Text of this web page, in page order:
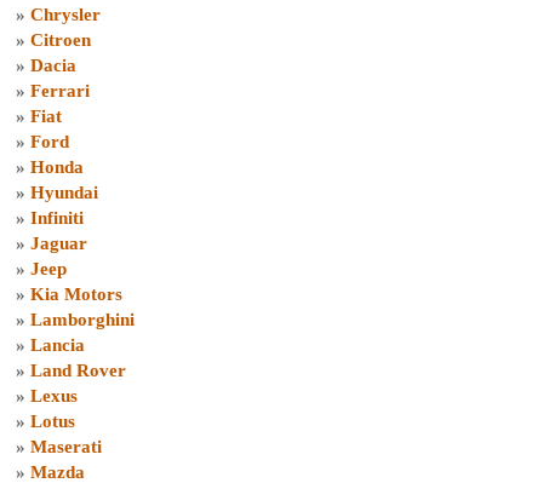
» Chrysler
» Citroen
» Dacia
» Ferrari
» Fiat
» Ford
» Honda
» Hyundai
» Infiniti
» Jaguar
» Jeep
» Kia Motors
» Lamborghini
» Lancia
» Land Rover
» Lexus
» Lotus
» Maserati
» Mazda